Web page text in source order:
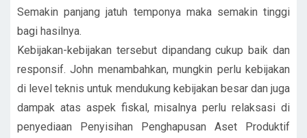
Semakin panjang jatuh temponya maka semakin tinggi
bagi hasilnya.
Kebijakan-kebijakan tersebut dipandang cukup baik dan
responsif. John menambahkan, mungkin perlu kebijakan
di level teknis untuk mendukung kebijakan besar dan juga
dampak atas aspek fiskal, misalnya perlu relaksasi di
penyediaan Penyisihan Penghapusan Aset Produktif